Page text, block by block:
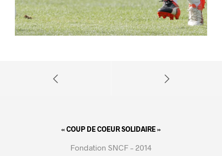
« COUP DE COEUR SOLIDAIRE »
Fondation SNCF – 2014